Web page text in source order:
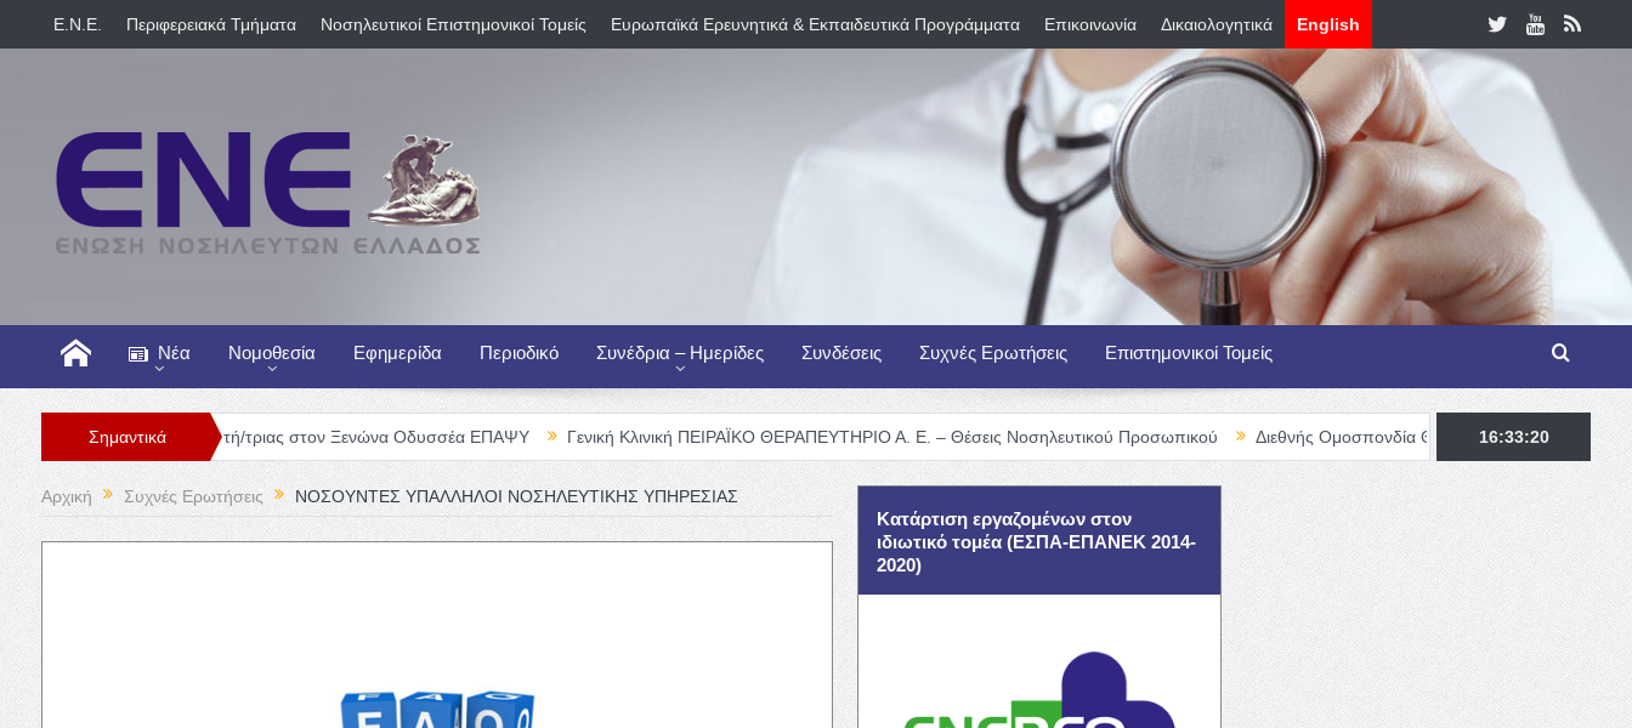
E.N.E. Περιφερειακά Τμήματα Νοσηλευτικοί Επιστημονικοί Τομείς Ευρωπαϊκά Ερευνητικά & Εκπαιδευτικά Προγράμματα Επικοινωνία Δικαιολογητικά English
Νέα Νομοθεσία Εφημερίδα Περιοδικό Συνέδρια – Ημερίδες Συνδέσεις Συχνές Ερωτήσεις Επιστημονικοί Τομείς
Σημαντικά
Θέση Νοσηλευτή/τριας στον Ξενώνα Οδυσσέα ΕΠΑΨΥ Γενική Κλινική ΠΕΙΡΑΪΚΟ ΘΕΡΑΠΕΥΤΗΡΙΟ Α. Ε. – Θέσεις Νοσηλευτικού Προσωπικού Διεθνής Ομοσπονδία Θαλασσαιμίας – TIF Fellowship
16:33:21
Αρχική Συχνές Ερωτήσεις ΝΟΣΟΥΝΤΕΣ ΥΠΑΛΛΗΛΟΙ ΝΟΣΗΛΕΥΤΙΚΗΣ ΥΠΗΡΕΣΙΑΣ
Κατάρτιση εργαζομένων στον
ιδιωτικό τομέα (ΕΣΠΑ-ΕΠΑΝΕΚ 2014-
2020)